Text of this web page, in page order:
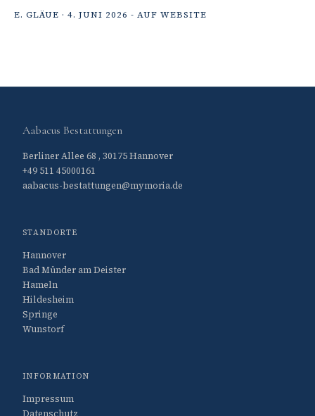
E. GLÄUE · 4. JUNI 2026 - AUF WEBSITE
Aabacus Bestattungen
Berliner Allee 68 , 30175 Hannover
+49 511 45000161
aabacus-bestattungen@mymoria.de
STANDORTE
Hannover
Bad Münder am Deister
Hameln
Hildesheim
Springe
Wunstorf
INFORMATION
Impressum
Datenschutz